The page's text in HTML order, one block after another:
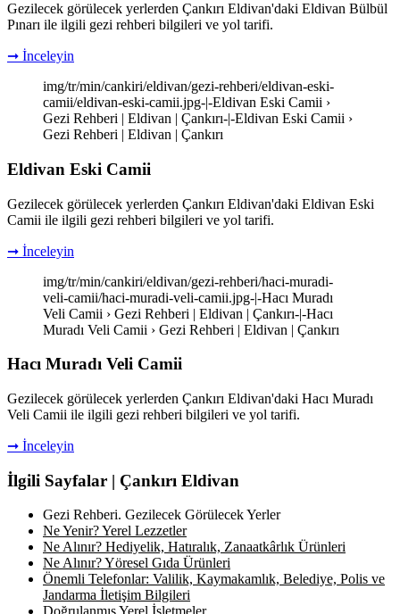
Gezilecek görülecek yerlerden Çankırı Eldivan'daki Eldivan Bülbül
Pınarı ile ilgili gezi rehberi bilgileri ve yol tarifi.
➞ İnceleyin
img/tr/min/cankiri/eldivan/gezi-rehberi/eldivan-eski-
camii/eldivan-eski-camii.jpg-|-Eldivan Eski Camii ›
Gezi Rehberi | Eldivan | Çankırı-|-Eldivan Eski Camii ›
Gezi Rehberi | Eldivan | Çankırı
Eldivan Eski Camii
Gezilecek görülecek yerlerden Çankırı Eldivan'daki Eldivan Eski
Camii ile ilgili gezi rehberi bilgileri ve yol tarifi.
➞ İnceleyin
img/tr/min/cankiri/eldivan/gezi-rehberi/haci-muradi-
veli-camii/haci-muradi-veli-camii.jpg-|-Hacı Muradı
Veli Camii › Gezi Rehberi | Eldivan | Çankırı-|-Hacı
Muradı Veli Camii › Gezi Rehberi | Eldivan | Çankırı
Hacı Muradı Veli Camii
Gezilecek görülecek yerlerden Çankırı Eldivan'daki Hacı Muradı
Veli Camii ile ilgili gezi rehberi bilgileri ve yol tarifi.
➞ İnceleyin
İlgili Sayfalar | Çankırı Eldivan
Gezi Rehberi. Gezilecek Görülecek Yerler
Ne Yenir? Yerel Lezzetler
Ne Alınır? Hediyelik, Hatıralık, Zanaatkârlık Ürünleri
Ne Alınır? Yöresel Gıda Ürünleri
Önemli Telefonlar: Valilik, Kaymakamlık, Belediye, Polis ve
Jandarma İletişim Bilgileri